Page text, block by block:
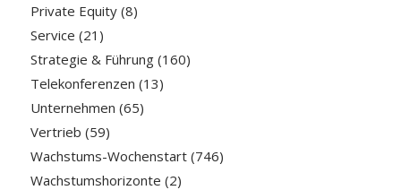
Private Equity(8)
Service (21)
Strategie & Führung(160)
Telekonferenzen (13)
Unternehmen (65)
Vertrieb (59)
Wachstums-Wochenstart(746)
Wachstumshorizonte (2)